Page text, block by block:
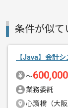
エージェント
メント
条件が似て
【Java】会計
〜600,000
業務委託
心斎橋（大阪